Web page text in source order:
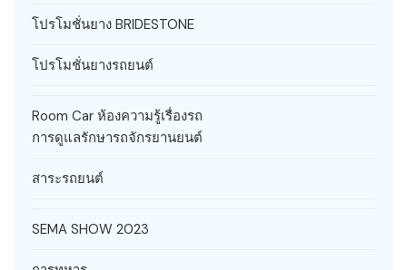
โปรโมชั่นยาง BRIDESTONE
โปรโมชั่นยางรถยนต์
Room Car ห้องความรู้เรื่องรถ
การดูแลรักษารถจักรยานยนต์
สาระรถยนต์
SEMA SHOW 2023